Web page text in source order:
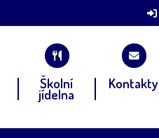
Školní
jídelna
Kontakty